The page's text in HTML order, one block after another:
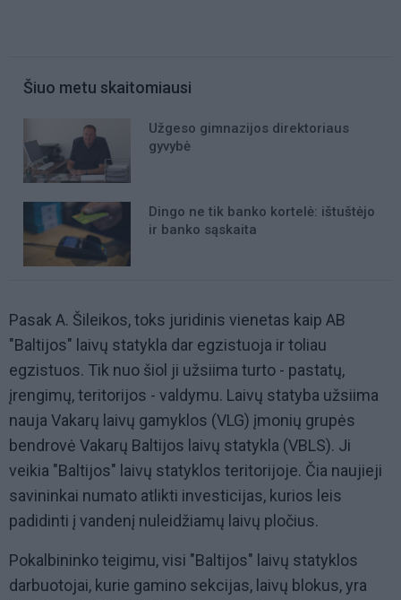
Šiuo metu skaitomiausi
Užgeso gimnazijos direktoriaus
gyvybė
Dingo ne tik banko kortelė: ištuštėjo
ir banko sąskaita
Pasak A. Šileikos, toks juridinis vienetas kaip AB
"Baltijos" laivų statykla dar egzistuoja ir toliau
egzistuos. Tik nuo šiol ji užsiima turto - pastatų,
įrengimų, teritorijos - valdymu. Laivų statyba užsiima
nauja Vakarų laivų gamyklos (VLG) įmonių grupės
bendrovė Vakarų Baltijos laivų statykla (VBLS). Ji
veikia "Baltijos" laivų statyklos teritorijoje. Čia naujieji
savininkai numato atlikti investicijas, kurios leis
padidinti į vandenį nuleidžiamų laivų pločius.
Pokalbininko teigimu, visi "Baltijos" laivų statyklos
darbuotojai, kurie gamino sekcijas, laivų blokus, yra